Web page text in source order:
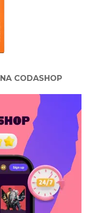
CODASHOP